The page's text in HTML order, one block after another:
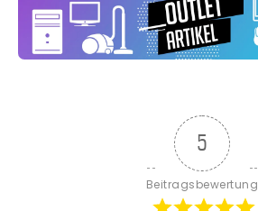
5
Beitragsbewertung